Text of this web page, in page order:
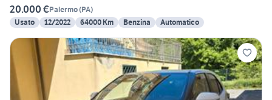
20.000 €Palermo(PA)
Usato
12/2022 64000 Km Benzina Automatico